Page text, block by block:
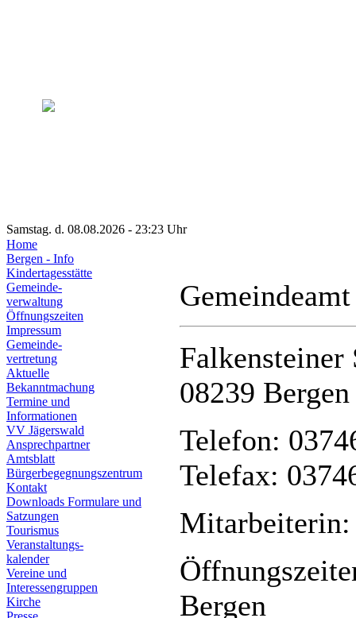
Samstag. d. 08.08.2026 - 23:23 Uhr
Home
Bergen - Info
Kindertagesstätte
Gemeinde-
verwaltung
Öffnungszeiten
Impressum
Gemeinde-
vertretung
Aktuelle
Bekanntmachung
Termine und
Informationen
VV Jägerswald
Ansprechpartner
Amtsblatt
Bürgerbegegnungszentrum
Kontakt
Downloads Formulare und
Satzungen
Tourismus
Veranstaltungs-
kalender
Vereine und
Interessen­gruppen
Kirche
Falkensteiner
08239 Bergen
Telefon:
Telefax:
Mitarbeiterin:
Bergen